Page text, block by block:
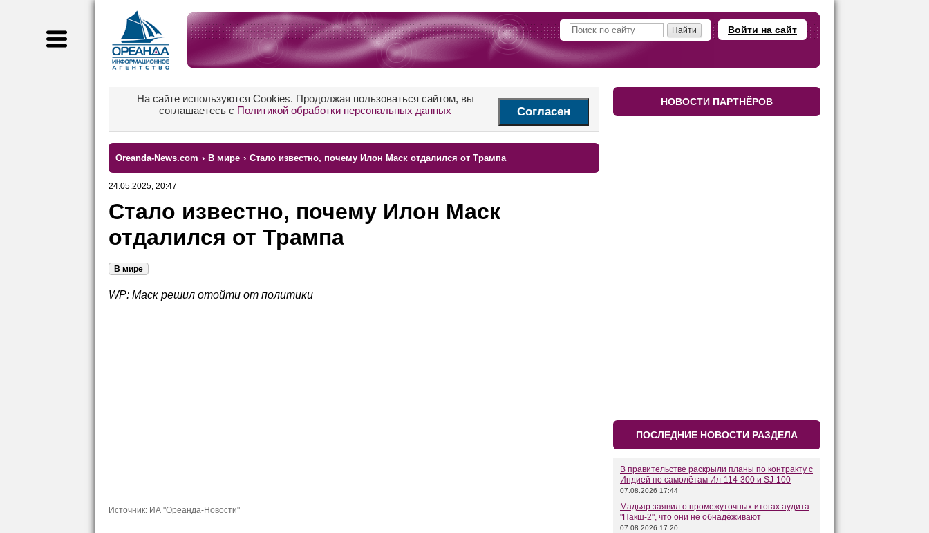
Войти на сайт
На сайте используются Cookies. Продолжая пользоваться сайтом, вы
соглашаетесь с Политикой обработки персональных данных Согласен
Oreanda-News.com › В мире › Стало известно, почему Илон Маск отдалился от Трампа
24.05.2025, 20:47
Стало известно, почему Илон Маск
отдалился от Трампа
В мире
WP: Маск решил отойти от политики
Источник: ИА "Ореанда-Новости"
НОВОСТИ ПАРТНЁРОВ
ПОСЛЕДНИЕ НОВОСТИ РАЗДЕЛА
В правительстве раскрыли планы по контракту с
Индией по самолётам Ил-114-300 и SJ-100
07.08.2026 17:44
Мадьяр заявил о промежуточных итогах аудита
"Пакш-2", что они не обнадёживают
07.08.2026 17:20